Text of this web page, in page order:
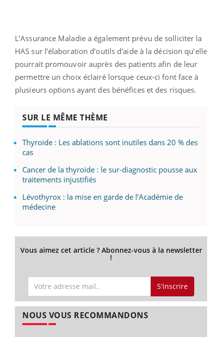
L’Assurance Maladie a également prévu de solliciter la
HAS sur l’élaboration d’outils d'aide à la décision qu’elle
pourrait promouvoir auprès des patients afin de leur
permettre un choix éclairé lorsque ceux-ci font face à
plusieurs options ayant des bénéfices et des risques.
SUR LE MÊME THÈME
Thyroïde : Les ablations sont inutiles dans 20 % des
cas
Cancer de la thyroïde : le sur-diagnostic pousse aux
traitements injustifiés
Lévothyrox : la mise en garde de l‘Académie de
médecine
Vous aimez cet article ? Abonnez-vous à la newsletter
!
S'inscrire
NOUS VOUS RECOMMANDONS